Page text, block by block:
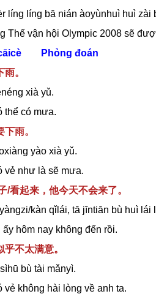
líng líng bā nián àoyùnhuì huì zài
Thế vận hội Olympic 2008 sẽ
Phỏng đoán
。
xià yǔ.
thể có mưa.
雨。
yào xià yǔ.
vẻ như là sẽ mưa.
/看起来，他今天不会来了。
kàn qǐlái, tā jīntiān bù huì lái
ấy hôm nay không đến rồi.
不太满意。
bù tài mǎnyì.
vẻ không hài lòng về anh ta.